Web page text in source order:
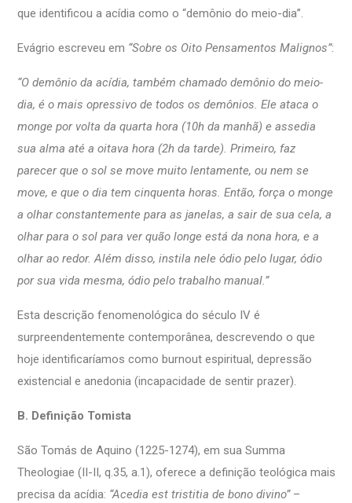
que identificou a acídia como o “demônio do meio-dia”.
Evágrio escreveu em “Sobre os Oito Pensamentos Malignos”:
“O demônio da acídia, também chamado demônio do meio-
dia, é o mais opressivo de todos os demônios. Ele ataca o
monge por volta da quarta hora (10h da manhã) e assedia
sua alma até a oitava hora (2h da tarde). Primeiro, faz
parecer que o sol se move muito lentamente, ou nem se
move, e que o dia tem cinquenta horas. Então, força o monge
a olhar constantemente para as janelas, a sair de sua cela, a
olhar para o sol para ver quão longe está da nona hora, e a
olhar ao redor. Além disso, instila nele ódio pelo lugar, ódio
por sua vida mesma, ódio pelo trabalho manual.”
Esta descrição fenomenológica do século IV é
surpreendentemente contemporânea, descrevendo o que
hoje identificaríamos como burnout espiritual, depressão
existencial e anedonia (incapacidade de sentir prazer).
B. Definição Tomista
São Tomás de Aquino (1225-1274), em sua Summa
Theologiae (II-II, q.35, a.1), oferece a definição teológica mais
precisa da acídia: “Acedia est tristitia de bono divino”–